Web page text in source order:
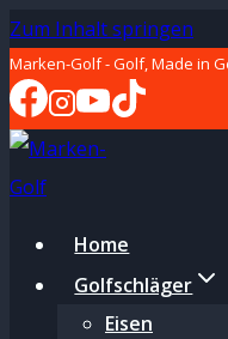
Zum Inhalt springen
Marken-Golf - Golf, Made in
Home
Golfschläger
Eisen